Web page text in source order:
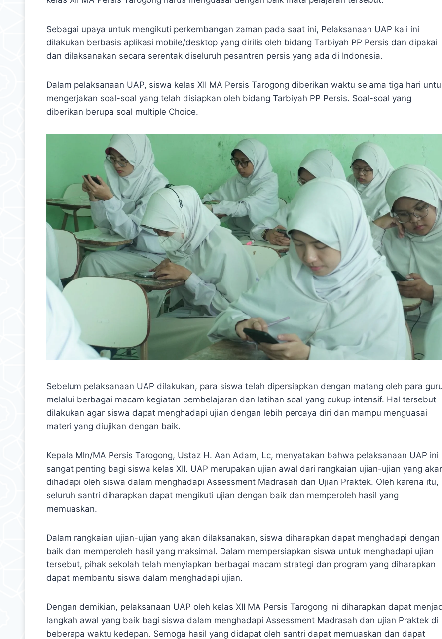
Sebagai upaya untuk mengikuti perkembangan zaman pada saat ini, Pelaksanaan UAP kali ini
dilakukan berbasis aplikasi mobile/desktop yang dirilis oleh bidang Tarbiyah PP Persis dan dipakai
dan dilaksanakan secara serentak diseluruh pesantren persis yang ada di Indonesia.
Dalam pelaksanaan UAP, siswa kelas XII MA Persis Tarogong diberikan waktu selama tiga hari
mengerjakan soal-soal yang telah disiapkan oleh bidang Tarbiyah PP Persis. Soal-soal yang
diberikan berupa soal multiple Choice.
Sebelum pelaksanaan UAP dilakukan, para siswa telah dipersiapkan dengan matang oleh para
melalui berbagai macam kegiatan pembelajaran dan latihan soal yang cukup intensif. Hal tersebut
dilakukan agar siswa dapat menghadapi ujian dengan lebih percaya diri dan mampu menguasai
materi yang diujikan dengan baik.
Kepala Mln/MA Persis Tarogong, Ustaz H. Aan Adam, Lc, menyatakan bahwa pelaksanaan UAP ini
sangat penting bagi siswa kelas XII. UAP merupakan ujian awal dari rangkaian ujian-ujian yang
dihadapi oleh siswa dalam menghadapi Assessment Madrasah dan Ujian Praktek. Oleh karena itu,
seluruh santri diharapkan dapat mengikuti ujian dengan baik dan memperoleh hasil yang
memuaskan.
Dalam rangkaian ujian-ujian yang akan dilaksanakan, siswa diharapkan dapat menghadapi dengan
baik dan memperoleh hasil yang maksimal. Dalam mempersiapkan siswa untuk menghadapi ujian
tersebut, pihak sekolah telah menyiapkan berbagai macam strategi dan program yang diharapkan
dapat membantu siswa dalam menghadapi ujian.
Dengan demikian, pelaksanaan UAP oleh kelas XII MA Persis Tarogong ini diharapkan dapat
langkah awal yang baik bagi siswa dalam menghadapi Assessment Madrasah dan ujian Praktek di
beberapa waktu kedepan. Semoga hasil yang didapat oleh santri dapat memuaskan dan dapat